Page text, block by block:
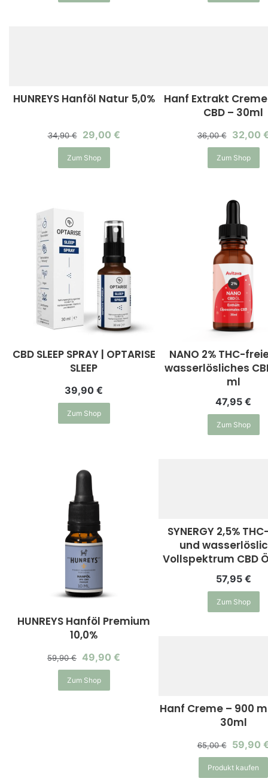
HUNREYS Hanföl Natur 5,0%
34,90€ 29,00 €
Zum Shop
Hanf Extrakt Creme
CBD – 30ml
36,00€ 32,00
Zum Shop
CBD SLEEP SPRAY | OPTARISE
SLEEP
39,90 €
Zum Shop
NANO 2% THC-
wasserlösliches
ml
47,95 €
Zum Shop
HUNREYS Hanföl Premium
10,0%
59,90€ 49,90 €
Zum Shop
SYNERGY 2,5%
und
Vollspektrum CBD
57,95 €
Zum Shop
Hanf Creme – 900
30ml
65,00€ 59,90
Produkt kaufen